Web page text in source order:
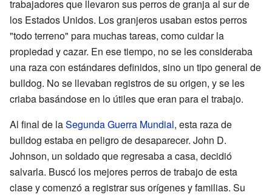
trabajadores que llevaron sus perros de granja al sur de
los Estados Unidos. Los granjeros usaban estos perros
"todo terreno" para muchas tareas, como cuidar la
propiedad y cazar. En ese tiempo, no se les consideraba
una raza con estándares definidos, sino un tipo general de
bulldog. No se llevaban registros de su origen, y se les
criaba basándose en lo útiles que eran para el trabajo.
Al final de laSegunda Guerra Mundial, esta raza de
bulldog estaba en peligro de desaparecer. John D.
Johnson, un soldado que regresaba a casa, decidió
salvarla. Buscó los mejores perros de trabajo de esta
clase y comenzó a registrar sus orígenes y familias. Su